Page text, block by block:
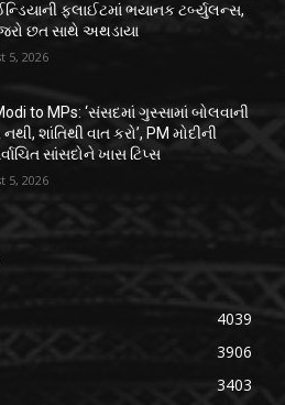
ફ્લાઈટમાં ભયાનક ટર્બ્યુલન્સ,
છત સાથે અથડાયા
5, 2026
to MPs: ‘સંસદમાં ગુસ્સામાં બોલવાની
શાંતિથી વાત કરો’, PM મોદીની
સાંસદોને ખાસ ટિપ્સ
5, 2026
4039
3906
3403